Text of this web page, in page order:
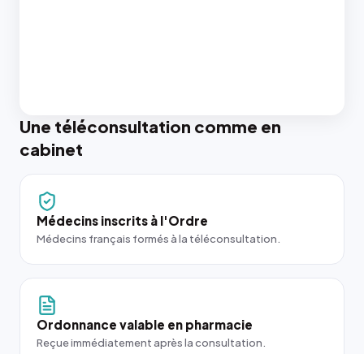
Une téléconsultation comme en
cabinet
Médecins inscrits à l'Ordre
Médecins français formés à la téléconsultation.
Ordonnance valable en pharmacie
Reçue immédiatement après la consultation.